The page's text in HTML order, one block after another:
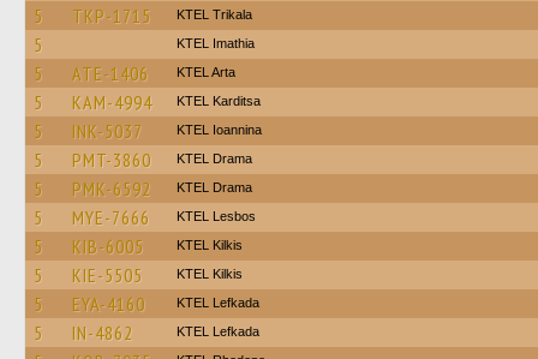
5 TKP-1715 ΚΤΕL Τrikala
5 KTEL Imathia
5 ATE-1406 KTEL Arta
5 KAM-4994 ΚΤΕL Karditsa
5 INK-5037 KTEL Ioannina
5 PMT-3860 KTEL Drama
5 PMK-6592 KTEL Drama
5 MYE-7666 KTEL Lesbos
5 KIB-6005 KTEL Kilkis
5 KIE-5505 KTEL Kilkis
5 EYA-4160 KTEL Lefkada
5 IN-4862 KTEL Lefkada